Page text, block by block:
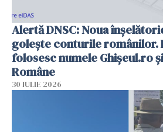
Alertă DNSC: Noua
golește conturile
folosesc numele Ghișeul.ro
Române
30 IULIE 2026